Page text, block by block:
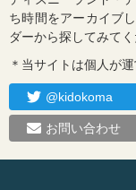
ち時間をアーカイブ
ダーから探してみてく
＊当サイトは個人が
@kidokoma
お問い合わせ